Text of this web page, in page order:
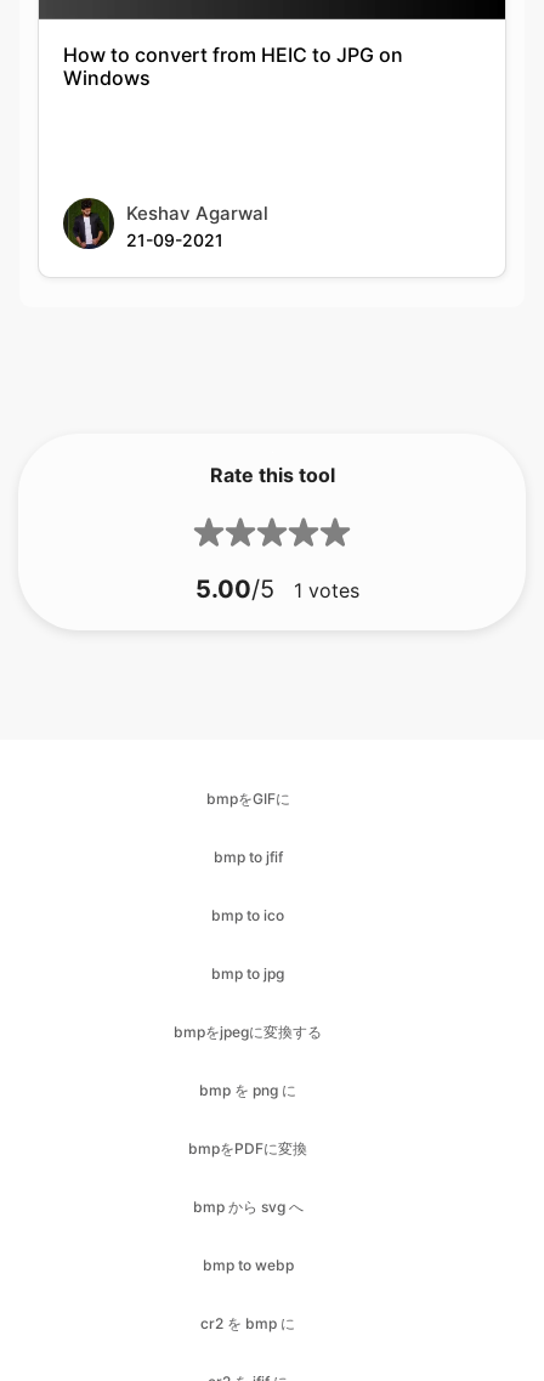
5.00/5 1votes
bmp to ico
bmp to jpg
bmpをjpegに変換する
bmp を png に
bmpをPDFに変換
bmp から svg へ
bmp to webp
cr2 を bmp に
cr2 を jfif に
cr2 をアイコンに